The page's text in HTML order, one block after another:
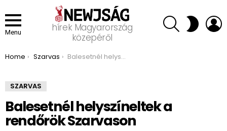
Menu
hírek Magyarország
közepéről
SEARCH SWITCH
SKIN
You are here:
Home Szarvas Balesetnél helyszíneltek a rendőrök Szarvason
SZARVAS
Balesetnél helyszíneltek a
rendőrök Szarvason